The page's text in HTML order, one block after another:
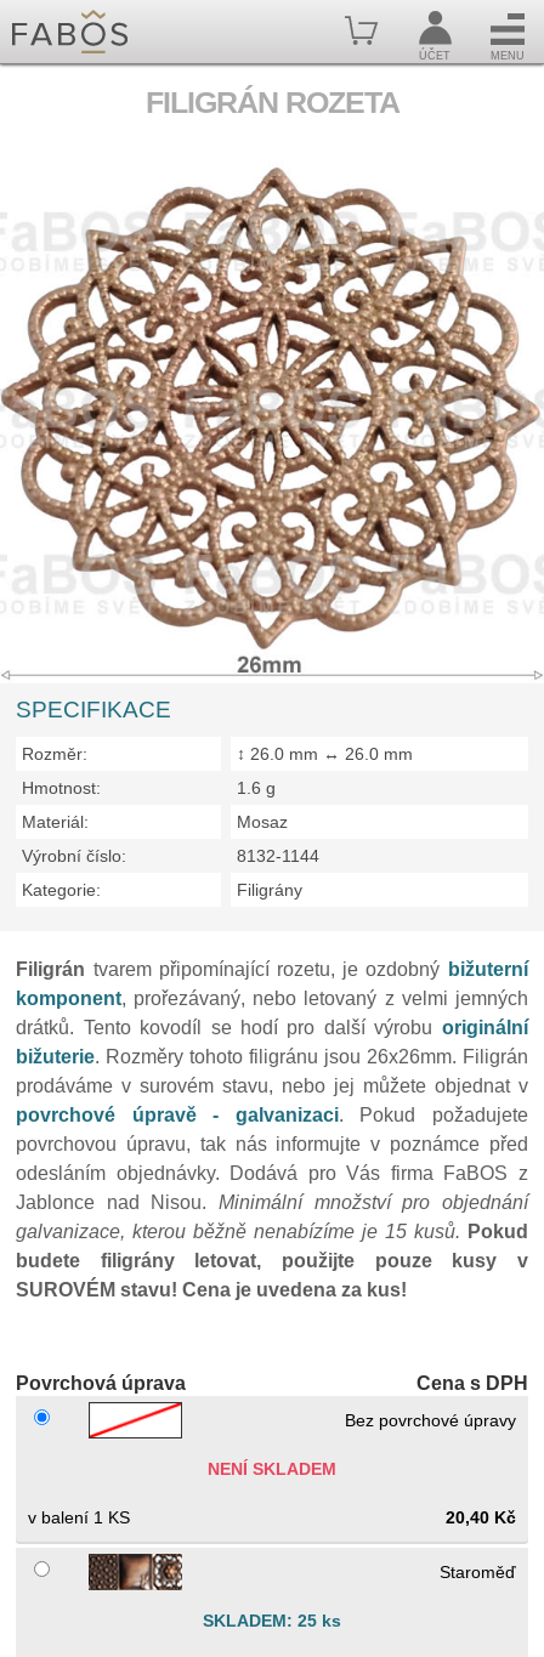
ÚČET MENU
FILIGRÁN ROZETA
SPECIFIKACE
Rozměr:
↕ 26.0 mm ↔ 26.0 mm
Hmotnost:
1.6 g
Materiál:
Mosaz
Výrobní číslo:
8132-1144
Kategorie:
Filigrány
Filigrán tvarem připomínající rozetu, je ozdobný bižuterní
komponent, prořezávaný, nebo letovaný z velmi jemných
drátků. Tento kovodíl se hodí pro další výrobu originální
bižuterie. Rozměry tohoto filigránu jsou 26x26mm. Filigrán
prodáváme v surovém stavu, nebo jej můžete objednat v
povrchové úpravě - galvanizaci. Pokud požadujete
povrchovou úpravu, tak nás informujte v poznámce před
odesláním objednávky. Dodává pro Vás firma FaBOS z
Jablonce nad Nisou. Minimální množství pro objednání
galvanizace, kterou běžně nenabízíme je 15 kusů. Pokud
budete filigrány letovat, použijte pouze kusy v
SUROVÉM stavu! Cena je uvedena za kus!
Povrchová úprava Cena s DPH
Bez povrchové úpravy
NENÍ SKLADEM
1 KS 20,40 Kč
Staroměď
SKLADEM: 25 ks